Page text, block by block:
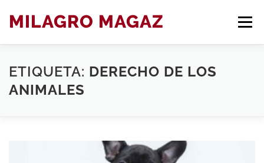
contenido
MILAGRO MAGAZ
BLOG ARTÍCULOS DE DERECHO
ETIQUETA: DERECHO DE LOS
ANIMALES